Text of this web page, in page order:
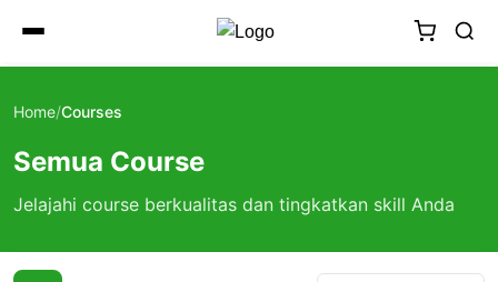
Home/Courses
Semua Course
Jelajahi course berkualitas dan tingkatkan skill Anda